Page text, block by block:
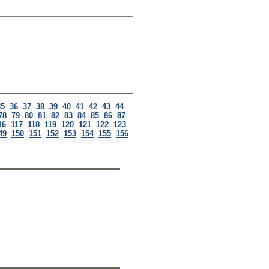
36 37 38 39 40 41 42 43 44
79 80 81 82 83 84 85 86 87
117 118 119 120 121 122 123
150 151 152 153 154 155 156